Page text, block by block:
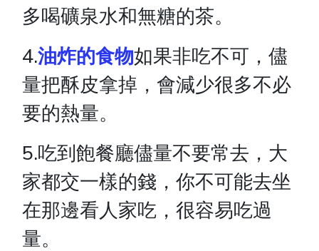
多喝礦泉水和無糖的茶。
4.油炸的食物如果非吃不可，儘
量把酥皮拿掉，會減少很多不必
要的熱量。
5.吃到飽餐廳儘量不要常去，大
家都交一樣的錢，你不可能去坐
在那邊看人家吃，很容易吃過
量。